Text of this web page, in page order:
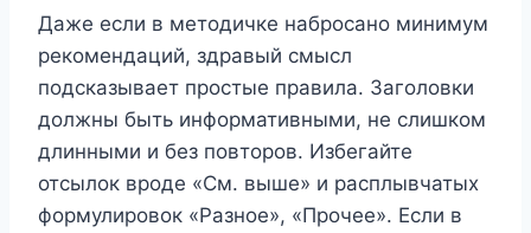
Даже если в методичке набросано минимум
рекомендаций, здравый смысл
подсказывает простые правила. Заголовки
должны быть информативными, не слишком
длинными и без повторов. Избегайте
отсылок вроде «См. выше» и расплывчатых
формулировок «Разное», «Прочее». Если в